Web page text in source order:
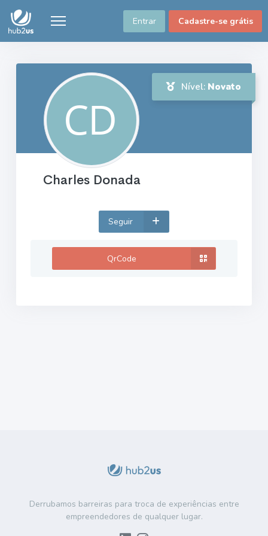
Entrar Cadastre-se grátis
Nível: Novato
Charles Donada
Seguir
QrCode
Derrubamos barreiras para troca de experiências entre
empreendedores de qualquer lugar.